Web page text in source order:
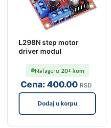
L298N step motor
driver modul
Cena:400.00 RSD
Na lageru 20+ kom
Dodaj u korpu